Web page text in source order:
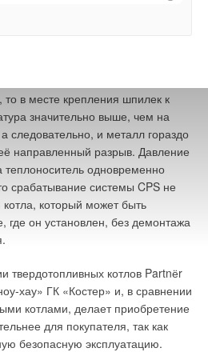
в месте крепления шпилек к
значительно выше, чем на
следовательно, и металл гораздо
направленный разрыв. Давление
теплоноситель одновременно
срабатывание системы CPS не
который может быть
где он установлен, без демонтажа
твердотопливных котлов Partnёr
хау» ГК «Костер» и, в сравнении
котлами, делает приобретение
для покупателя, так как
безопасную эксплуатацию.
принципов, принципиальных
ним проведены следующие
схемы ИГАЭС на
подачи и
— сжатого воздуха и
потребления электроэнергии
жилыми объектами российского
оценки энергетической
источников
в целом и их
основа, физические